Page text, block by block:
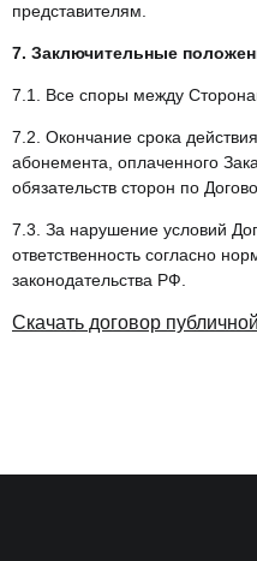
представителям.
7. Заключительные
7.1. Все споры между
7.2. Окончание срока
абонемента, оплаченного
обязательств сторон по
7.3. За нарушение условий
ответственность согласно
законодательства РФ.
Скачать договор